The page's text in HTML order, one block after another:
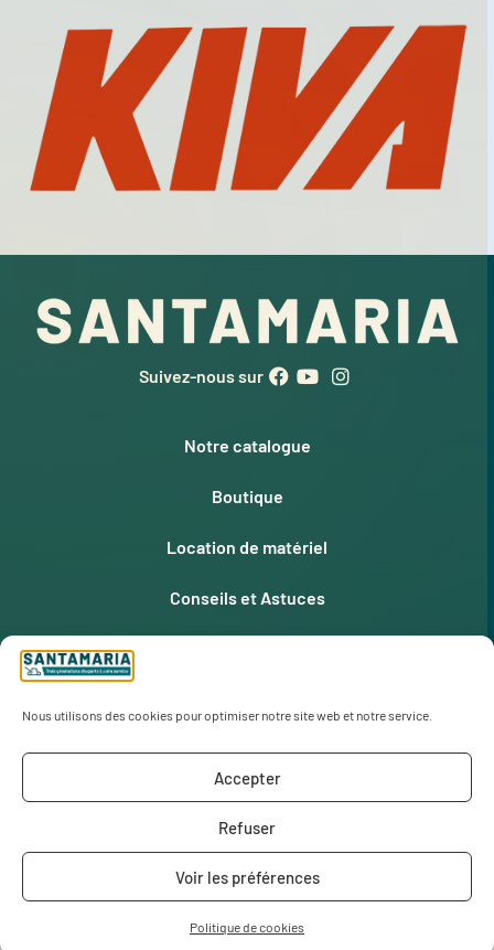
Nous utilisons des cookies pour optimiser notre site web et notre service.
Accepter
Refuser
Voir les préférences
Politique de cookies
Suivez-nous sur
Notre catalogue
Boutique
Location de matériel
Conseils et Astuces
Nos magasins